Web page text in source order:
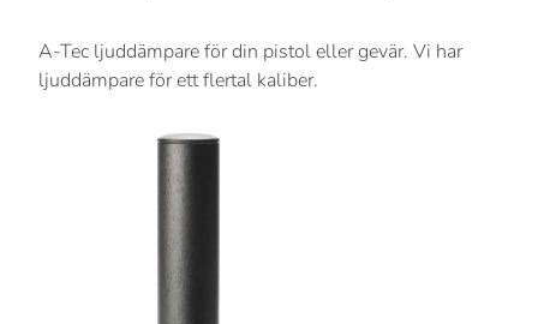
A-Tec ljuddämpare för din pistol eller gevär. Vi har
ljuddämpare för ett flertal kaliber.